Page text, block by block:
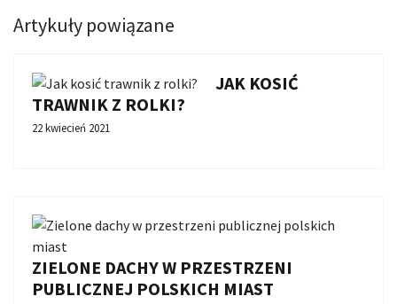
Artykuły powiązane
JAK KOSIĆ
TRAWNIK Z ROLKI?
22 kwiecień 2021
ZIELONE DACHY W PRZESTRZENI
PUBLICZNEJ POLSKICH MIAST